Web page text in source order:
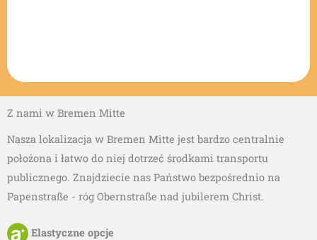
Z nami w Bremen Mitte
Nasza lokalizacja w Bremen Mitte jest bardzo centralnie
położona i łatwo do niej dotrzeć środkami transportu
publicznego. Znajdziecie nas Państwo bezpośrednio na
Papenstraße - róg Obernstraße nad jubilerem Christ.
Elastyczne opcje